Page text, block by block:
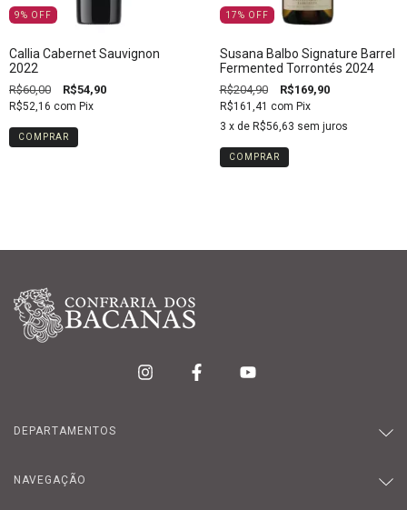
9% OFF
Callia Cabernet Sauvignon
2022
R$60,00 R$54,90
R$52,16 com Pix
17% OFF
Susana Balbo Signature Barrel
Fermented Torrontés 2024
R$204,90 R$169,90
R$161,41 com Pix
3 x de R$56,63 sem juros
DEPARTAMENTOS
NAVEGAÇÃO